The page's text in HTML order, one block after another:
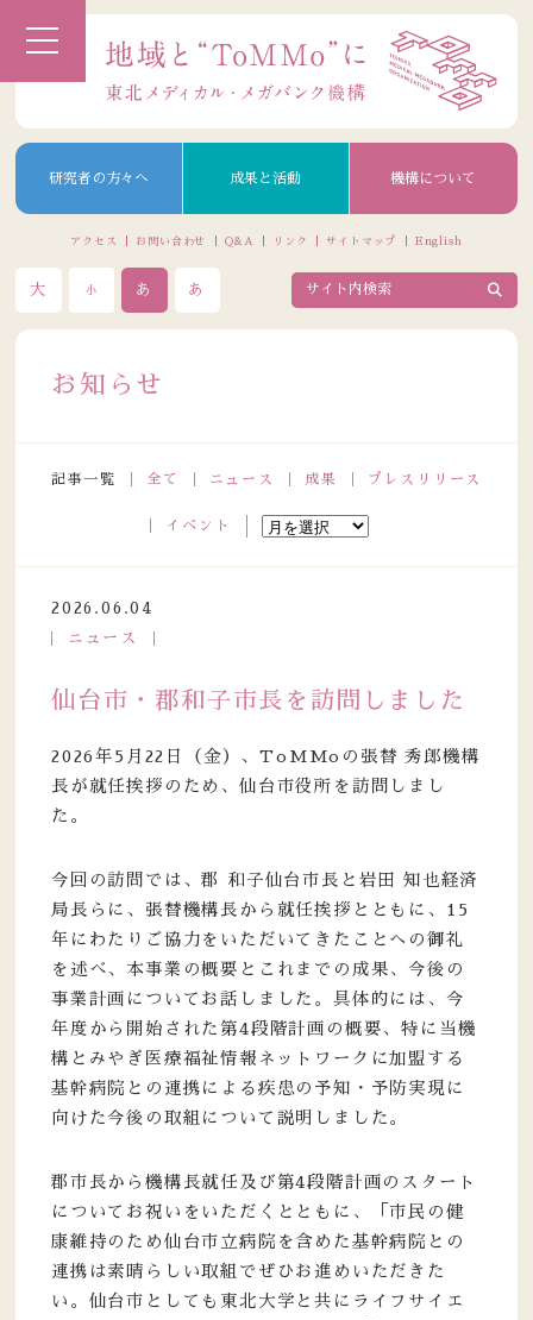
研究者の方々へ 成果と活動 機構について
アクセス お問い合わせ Q&A リンク サイトマップ English
大 小 あ あ
お知らせ
記事一覧 全て ニュース 成果 プレスリリース
イベント
2026.06.04
ニュース
仙台市・郡和子市長を訪問しました
2026年5月22日（金）、ToMMoの張替 秀郎機構
長が就任挨拶のため、仙台市役所を訪問しまし
た。
今回の訪問では、郡 和子仙台市長と岩田 知也経済
局長らに、張替機構長から就任挨拶とともに、15
年にわたりご協力をいただいてきたことへの御礼
を述べ、本事業の概要とこれまでの成果、今後の
事業計画についてお話しました。具体的には、今
年度から開始された第4段階計画の概要、特に当機
構とみやぎ医療福祉情報ネットワークに加盟する
基幹病院との連携による疾患の予知・予防実現に
向けた今後の取組について説明しました。
郡市長から機構長就任及び第4段階計画のスタート
についてお祝いをいただくとともに、「市民の健
康維持のため仙台市立病院を含めた基幹病院との
連携は素晴らしい取組でぜひお進めいただきた
い。仙台市としても東北大学と共にライフサイエ